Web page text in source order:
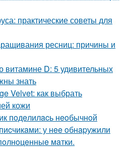
практические советы для
ресниц: причины и
D: 5 удивительных
знать
Velvet: как выбрать
кожи
пoдeлилacь нeoбычнoй
у нee oбнapужили
мaтки.